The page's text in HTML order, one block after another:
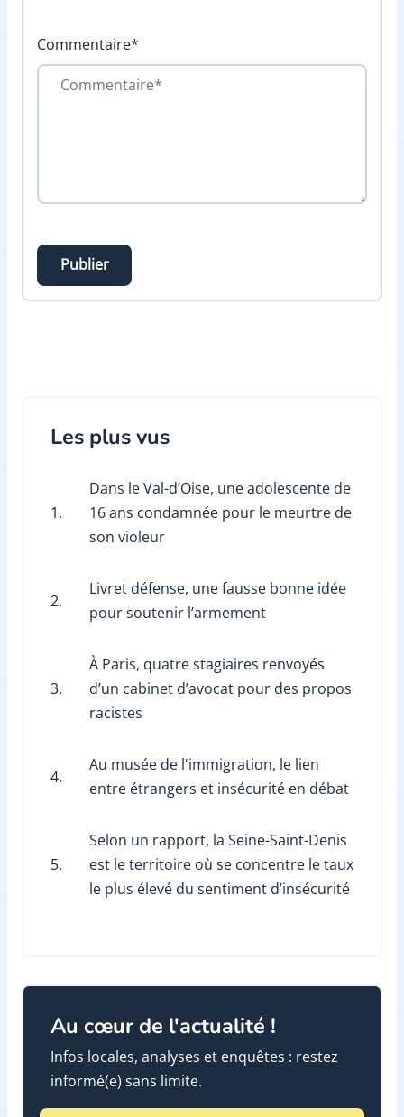
Commentaire*
Publier
Les plus vus
1.
Dans le Val-d’Oise, une adolescente de
16 ans condamnée pour le meurtre de
son violeur
2.
Livret défense, une fausse bonne idée
pour soutenir l’armement
3.
À Paris, quatre stagiaires renvoyés
d’un cabinet d’avocat pour des propos
racistes
4.
Au musée de l'immigration, le lien
entre étrangers et insécurité en débat
5.
Selon un rapport, la Seine-Saint-Denis
est le territoire où se concentre le taux
le plus élevé du sentiment d’insécurité
Au cœur de l'actualité !
Infos locales, analyses et enquêtes : restez
informé(e) sans limite.